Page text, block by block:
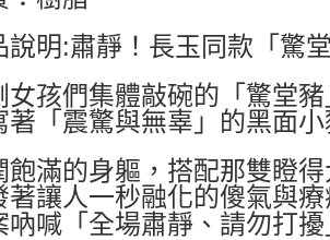
說明:肅靜！長玉同款「驚
女孩們集體敲碗的「驚堂
著「震驚與無辜」的黑面
飽滿的身軀，搭配那雙瞪
著讓人一秒融化的傻氣與
吶喊「全場肅靜、請勿打擾